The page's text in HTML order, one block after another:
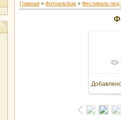
Главная » Фотоальбом » Фестиваль